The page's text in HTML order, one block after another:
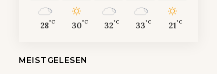
28°C 30°C 32°C 33°C 21°C
MEISTGELESEN